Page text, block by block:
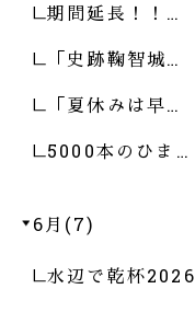
期間延長！！…
「史跡鞠智城…
「夏休みは早…
5000本のひま…
6月(7)
水辺で乾杯2026